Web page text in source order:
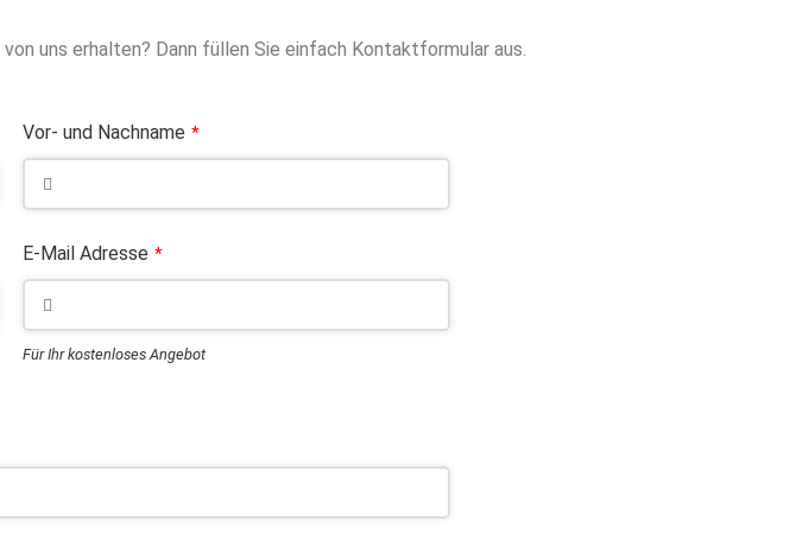
uns erhalten? Dann füllen Sie einfach Kontaktformular aus.
Vor- und Nachname *
E-Mail Adresse *
Für Ihr kostenloses Angebot